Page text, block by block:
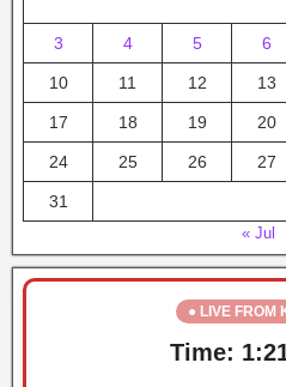
3 4 5 6
10 11 12 13
17 18 19 20
24 25 26 27
31
« Jul
● LIVE FROM
Time: